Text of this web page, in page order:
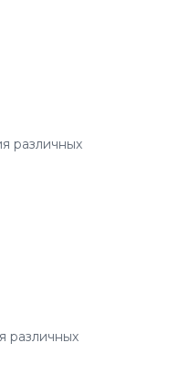
различных
различных